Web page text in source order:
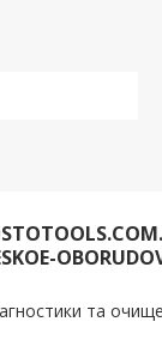
та